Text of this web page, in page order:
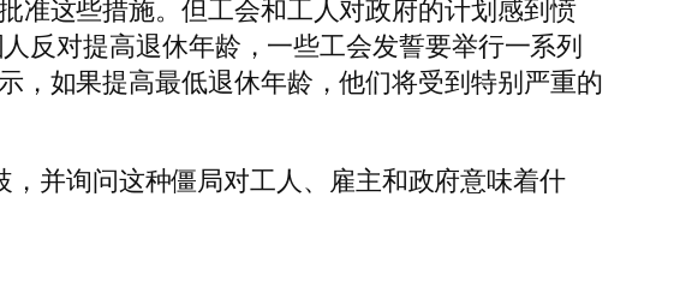
准这些措施。但工会和工人对政府的计划感到愤
反对提高退休年龄，一些工会发誓要举行一系列
，如果提高最低退休年龄，他们将受到特别严重的
并询问这种僵局对工人、雇主和政府意味着什